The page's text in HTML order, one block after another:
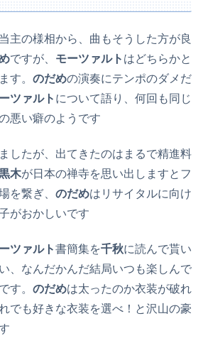
主の様相から、曲もそうした方が良
ですが、 モーツァルト はどちらかと
す。 のだめの演奏にテンポのダメだ
ツァルト について語り、何回も同じ
悪い癖のようです
したが、出てきたのはまるで精進料
木が日本の禅寺を思い出しますとフ
を繋ぎ、 のだめはリサイタルに向け
がおかしいです
ツァルト書簡集を千秋に読んで貰い
、なんだかんだ結局いつも楽しんで
す。 のだめは太ったのか衣装が破れ
でも好きな衣装を選べ！と沢山の豪